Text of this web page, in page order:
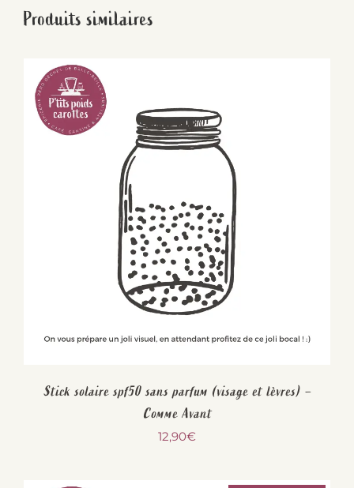
Produits similaires
Stick solaire spf50 sans parfum (visage et lèvres) –
Comme Avant
12,90€